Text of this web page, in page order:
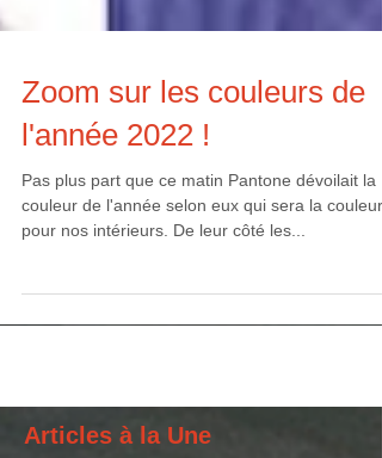
Zoom sur les couleurs de
l'année 2022 !
Pas plus part que ce matin Pantone dévoilait la
couleur de l'année selon eux qui sera la couleur